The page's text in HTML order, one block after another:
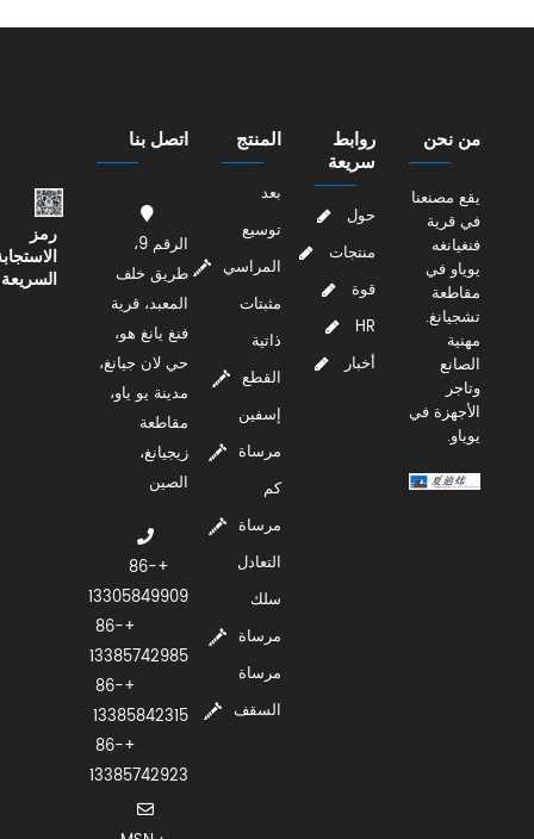
من نحن
يقع مصنعنا
في قرية
فنغيانغه
يوياو في
مقاطعة
تشجيانغ.
مهنية
الصانع
وتاجر
الأجهزة في
يوياو.
روابط
سريعة
حول
منتجات
قوة
HR
أخبار
المنتج
بعد
توسيع
المراسي
مثبتات
ذاتية
القطع
إسفين
مرساة
كم
مرساة
التعادل
سلك
مرساة
مرساة
السقف
اتصل بنا
الرقم 9،
طريق خلف
المعبد، قرية
فنغ يانغ هو،
حي لان جيانغ،
مدينة يو ياو،
مقاطعة
زيجيانغ،
الصين
+86-
13305849909
+86-
13385742985
+86-
13385842315
+86-
13385742923
رمز
الاستجابة
السريعة